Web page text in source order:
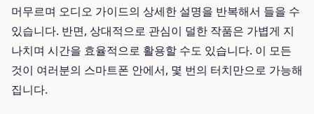
머무르며 오디오 가이드의 상세한 설명을 반복해서 들을 수
있습니다. 반면, 상대적으로 관심이 덜한 작품은 가볍게 지
나치며 시간을 효율적으로 활용할 수도 있습니다. 이 모든
것이 여러분의 스마트폰 안에서, 몇 번의 터치만으로 가능해
집니다.